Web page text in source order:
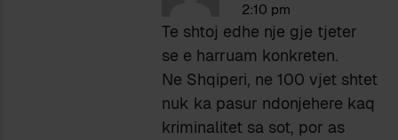
2:10 pm
Te shtoj edhe nje gje tjeter
se e harruam konkreten.
Ne Shqiperi, ne 100 vjet shtet
nuk ka pasur ndonjehere kaq
kriminalitet sa sot, por as